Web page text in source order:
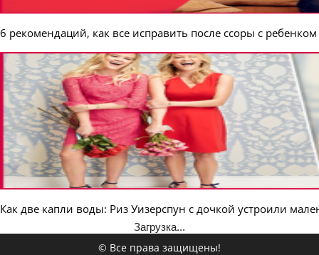
6 рекомендаций, как все исправить после ссоры с ребенком
Как две капли воды: Риз Уизерспун с дочкой устроили
Загрузка...
© Все права защищены!